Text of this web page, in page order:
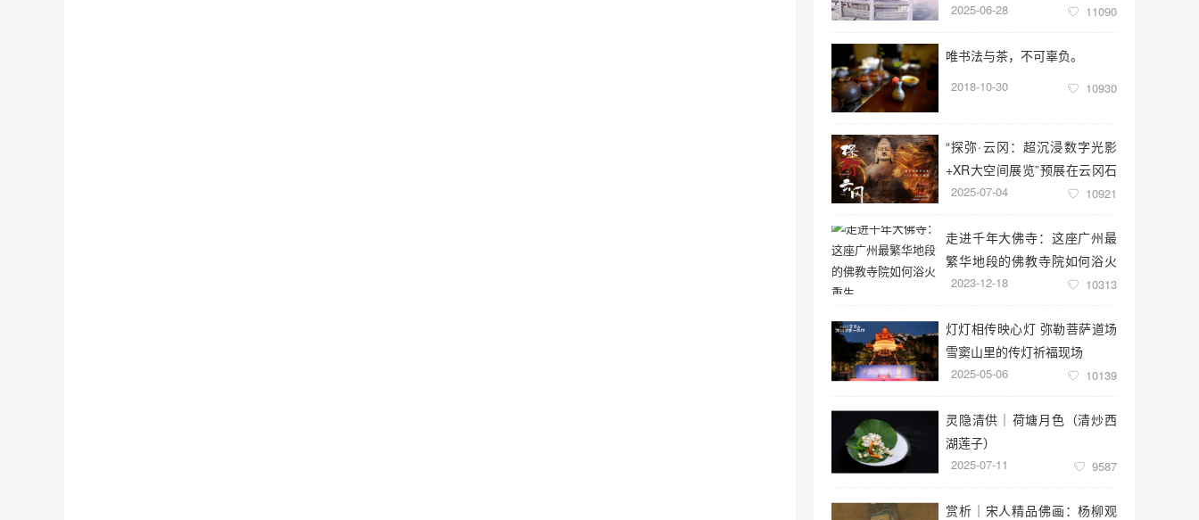
2025-06-28 11090
唯书法与茶，不可辜负。
2018-10-30 10930
“探弥·云冈：超沉浸数字光影
+XR大空间展览”预展在云冈石
窟云冈美术馆启幕
2025-07-04 10921
走进千年大佛寺：这座广州最
繁华地段的佛教寺院如何浴火
重生
2023-12-18 10313
灯灯相传映心灯 弥勒菩萨道场
雪窦山里的传灯祈福现场
2025-05-06 10139
灵隐清供｜​荷塘月色（清炒西
湖莲子）
2025-07-11 9587
赏析｜宋人精品佛画：杨柳观